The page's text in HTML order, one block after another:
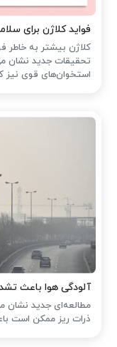
فواید کلاژن برای
کلاژن بیشتر به خاطر
تحقیقات جدید نشان
استخوان‌های قوی نیز
آلودگی هوا باعث
مطالعه‌ای جدید نشان
ذرات ریز ممکن است